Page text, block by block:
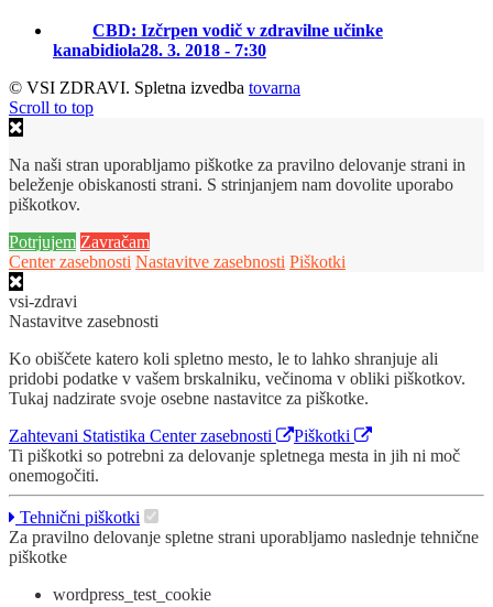
CBD: Izčrpen vodič v zdravilne učinke
kanabidiola28. 3. 2018 - 7:30
© VSI ZDRAVI. Spletna izvedba tovarna
Scroll to top
Na naši stran uporabljamo piškotke za pravilno delovanje strani in
beleženje obiskanosti strani. S strinjanjem nam dovolite uporabo
piškotkov.
Potrjujem Zavračam
Center zasebnosti Nastavitve zasebnosti Piškotki
vsi-zdravi
Nastavitve zasebnosti
Ko obiščete katero koli spletno mesto, le to lahko shranjuje ali
pridobi podatke v vašem brskalniku, večinoma v obliki piškotkov.
Tukaj nadzirate svoje osebne nastavitce za piškotke.
Zahtevani Statistika Center zasebnosti
Piškotki
Ti piškotki so potrebni za delovanje spletnega mesta in jih ni moč
onemogočiti.
Tehnični piškotki
Za pravilno delovanje spletne strani uporabljamo naslednje tehnične
piškotke
wordpress_test_cookie